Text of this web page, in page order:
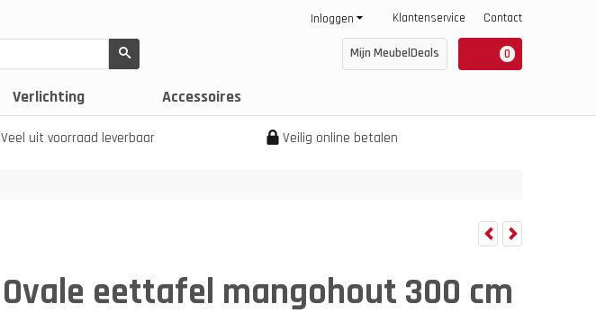
Klantenservice Contact
Inloggen
0
Mijn MeubelDeals
Verlichting Accessoires
Veel uit voorraad leverbaar Veilig online betalen
Ovale eettafel mangohout 300 cm